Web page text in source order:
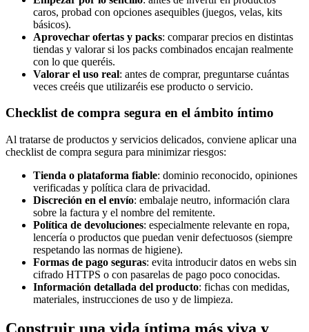
caros, probad con opciones asequibles (juegos, velas, kits
básicos).
Aprovechar ofertas y packs: comparar precios en distintas
tiendas y valorar si los packs combinados encajan realmente
con lo que queréis.
Valorar el uso real: antes de comprar, preguntarse cuántas
veces creéis que utilizaréis ese producto o servicio.
Checklist de compra segura en el ámbito íntimo
Al tratarse de productos y servicios delicados, conviene aplicar una
checklist de compra segura para minimizar riesgos:
Tienda o plataforma fiable: dominio reconocido, opiniones
verificadas y política clara de privacidad.
Discreción en el envío: embalaje neutro, información clara
sobre la factura y el nombre del remitente.
Política de devoluciones: especialmente relevante en ropa,
lencería o productos que puedan venir defectuosos (siempre
respetando las normas de higiene).
Formas de pago seguras: evita introducir datos en webs sin
cifrado HTTPS o con pasarelas de pago poco conocidas.
Información detallada del producto: fichas con medidas,
materiales, instrucciones de uso y de limpieza.